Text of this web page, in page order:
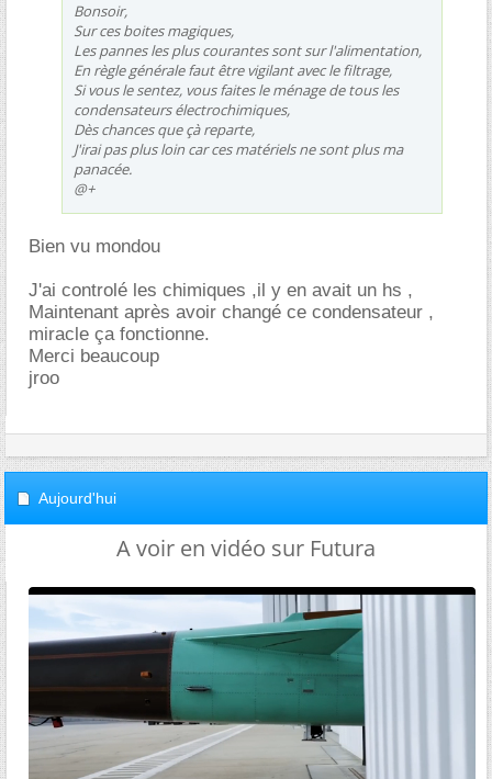
Bonsoir,
Sur ces boites magiques,
Les pannes les plus courantes sont sur l'alimentation,
En règle générale faut être vigilant avec le filtrage,
Si vous le sentez, vous faites le ménage de tous les
condensateurs électrochimiques,
Dès chances que çà reparte,
J'irai pas plus loin car ces matériels ne sont plus ma
panacée.
@+
Bien vu mondou
J'ai controlé les chimiques ,il y en avait un hs ,
Maintenant après avoir changé ce condensateur ,
miracle ça fonctionne.
Merci beaucoup
jroo
Aujourd'hui
A voir en vidéo sur Futura